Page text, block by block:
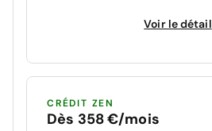
Voir le détail
CRÉDIT ZEN
Dès 358 €/mois